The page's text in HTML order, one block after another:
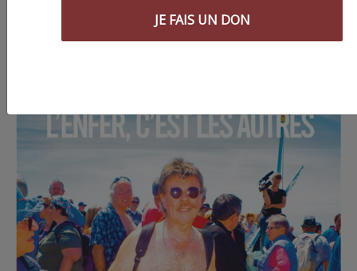
JE FAIS UN DON